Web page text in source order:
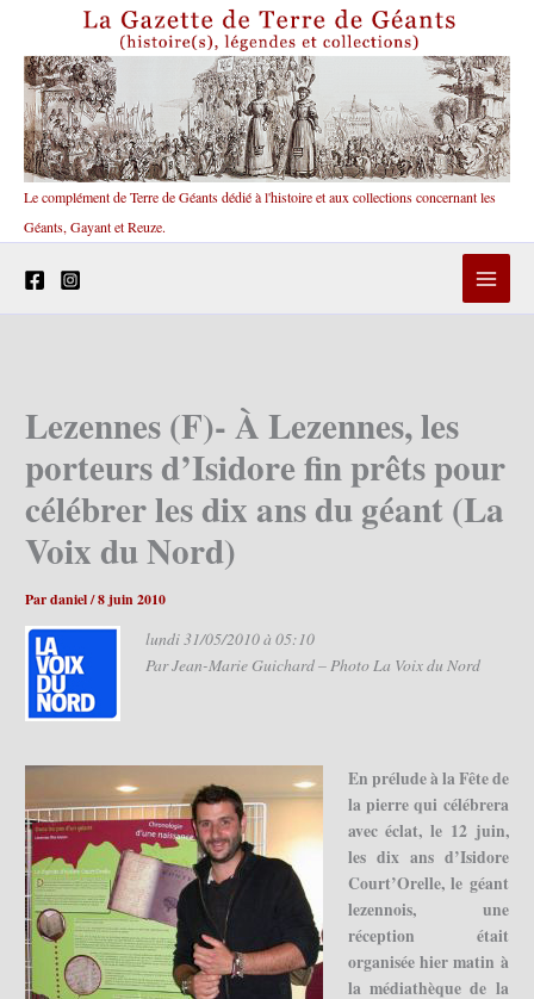
contenu
Le complément de Terre de Géants dédié à l'histoire et aux collections concernant les
Géants, Gayant et Reuze.
Lezennes (F)- À Lezennes, les
porteurs d’Isidore fin prêts pour
célébrer les dix ans du géant (La
Voix du Nord)
Pardaniel/8 juin 2010
lundi 31/05/2010 à 05:10
Par Jean-Marie Guichard – Photo La Voix du Nord
En prélude à la Fête de
la pierre qui célébrera
avec éclat, le 12 juin,
les dix ans d’Isidore
Court’Orelle, le géant
lezennois, une
réception était
organisée hier matin à
la médiathèque de la